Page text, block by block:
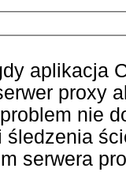
aplikacja
proxy
nie
serwera